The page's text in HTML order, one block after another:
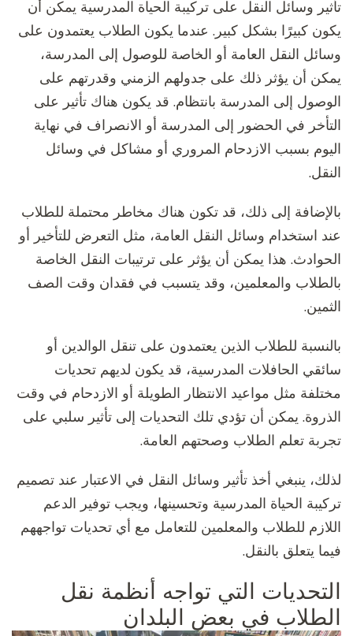
تأثير وسائل النقل على تركيبة الحياة المدرسية يمكن أن
يكون كبيرًا بشكل كبير. عندما يكون الطلاب يعتمدون على
وسائل النقل العامة أو الخاصة للوصول إلى المدرسة،
يمكن أن يؤثر ذلك على جدولهم الزمني وقدرتهم على
الوصول إلى المدرسة بانتظام. قد يكون هناك تأثير على
التأخر في الحضور إلى المدرسة أو الانصراف في نهاية
اليوم بسبب الازدحام المروري أو مشاكل في وسائل
النقل.
بالإضافة إلى ذلك، قد تكون هناك مخاطر محتملة للطلاب
عند استخدام وسائل النقل العامة، مثل التعرض للتأخير أو
الحوادث. هذا يمكن أن يؤثر على ترتيبات النقل الخاصة
بالطلاب والمعلمين، وقد يتسبب في فقدان وقت الصف
الثمين.
بالنسبة للطلاب الذين يعتمدون على تنقل الوالدين أو
سائقي الحافلات المدرسية، قد يكون لديهم تحديات
مختلفة مثل مواعيد الانتظار الطويلة أو الازدحام في وقت
الذروة. يمكن أن تؤدي تلك التحديات إلى تأثير سلبي على
تجربة تعلم الطلاب وصحتهم العامة.
لذلك، ينبغي أخذ تأثير وسائل النقل في الاعتبار عند تصميم
تركيبة الحياة المدرسية وتحسينها، ويجب توفير الدعم
اللازم للطلاب والمعلمين للتعامل مع أي تحديات تواجههم
فيما يتعلق بالنقل.
التحديات التي تواجه أنظمة نقل
الطلاب في بعض البلدان